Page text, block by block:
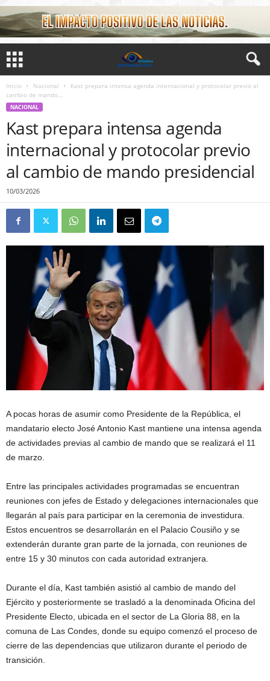
Inicio Nacional
Kast prepara intensa agenda internacional y protocolar previo al
cambio de mando...
NACIONAL
Kast prepara intensa agenda
internacional y protocolar previo
al cambio de mando presidencial
10/03/2026
A pocas horas de asumir como Presidente de la República, el
mandatario electo José Antonio Kast mantiene una intensa agenda
de actividades previas al cambio de mando que se realizará el 11
de marzo.
Entre las principales actividades programadas se encuentran
reuniones con jefes de Estado y delegaciones internacionales que
llegarán al país para participar en la ceremonia de investidura.
Estos encuentros se desarrollarán en el Palacio Cousiño y se
extenderán durante gran parte de la jornada, con reuniones de
entre 15 y 30 minutos con cada autoridad extranjera.
Durante el día, Kast también asistió al cambio de mando del
Ejército y posteriormente se trasladó a la denominada Oficina del
Presidente Electo, ubicada en el sector de La Gloria 88, en la
comuna de Las Condes , donde su equipo comenzó el proceso de
cierre de las dependencias que utilizaron durante el periodo de
transición.